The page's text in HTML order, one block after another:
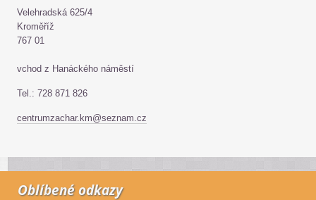
Velehradská 625/4
Kroměříž
767 01
vchod z Hanáckého náměstí
Tel.: 728 871 826
centrumzachar.km@seznam.cz
Oblíbené odkazy